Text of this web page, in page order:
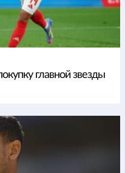
главной звезды